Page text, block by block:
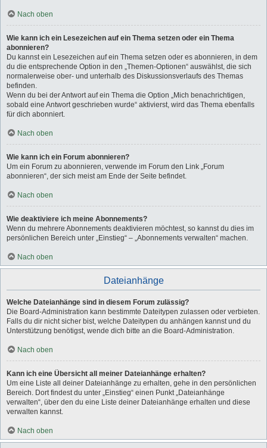
Nach oben
Wie kann ich ein Lesezeichen auf ein Thema setzen oder ein Thema
abonnieren?
Du kannst ein Lesezeichen auf ein Thema setzen oder es abonnieren, in dem
du die entsprechende Option in den „Themen-Optionen“ auswählst, die sich
normalerweise ober- und unterhalb des Diskussionsverlaufs des Themas
befinden.
Wenn du bei der Antwort auf ein Thema die Option „Mich benachrichtigen,
sobald eine Antwort geschrieben wurde“ aktivierst, wird das Thema ebenfalls
für dich abonniert.
Nach oben
Wie kann ich ein Forum abonnieren?
Um ein Forum zu abonnieren, verwende im Forum den Link „Forum
abonnieren“, der sich meist am Ende der Seite befindet.
Nach oben
Wie deaktiviere ich meine Abonnements?
Wenn du mehrere Abonnements deaktivieren möchtest, so kannst du dies im
persönlichen Bereich unter „Einstieg“ – „Abonnements verwalten“ machen.
Nach oben
Dateianhänge
Welche Dateianhänge sind in diesem Forum zulässig?
Die Board-Administration kann bestimmte Dateitypen zulassen oder verbieten.
Falls du dir nicht sicher bist, welche Dateitypen du anhängen kannst und du
Unterstützung benötigst, wende dich bitte an die Board-Administration.
Nach oben
Kann ich eine Übersicht all meiner Dateianhänge erhalten?
Um eine Liste all deiner Dateianhänge zu erhalten, gehe in den persönlichen
Bereich. Dort findest du unter „Einstieg“ einen Punkt „Dateianhänge
verwalten“, über den du eine Liste deiner Dateianhänge erhalten und diese
verwalten kannst.
Nach oben